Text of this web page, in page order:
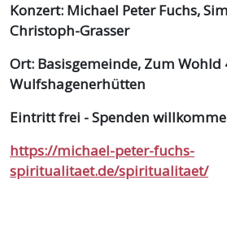
Konzert: Michael Peter Fuchs,
Christoph-Grasser
Ort: Basisgemeinde, Zum Wohld
Wulfshagenerhütten
Eintritt frei - Spenden
https://michael-peter-fuchs-
spiritualitaet.de/spiritualitaet/